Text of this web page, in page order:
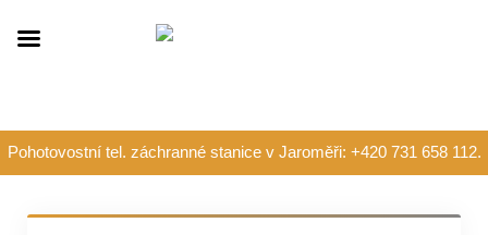
Pohotovostní tel. záchranné stanice v Jaroměři: +420 731 658 112.